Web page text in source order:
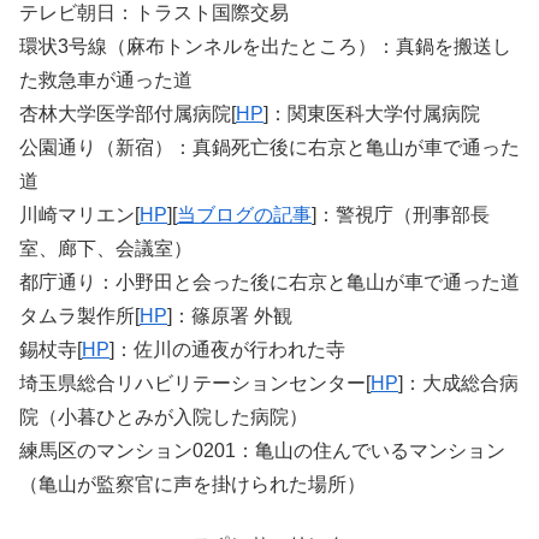
テレビ朝日：トラスト国際交易
環状3号線（麻布トンネルを出たところ）：真鍋を搬送し
た救急車が通った道
杏林大学医学部付属病院[HP]：関東医科大学付属病院
公園通り（新宿）：真鍋死亡後に右京と亀山が車で通った
道
川崎マリエン[HP][当ブログの記事]：警視庁（刑事部長
室、廊下、会議室）
都庁通り：小野田と会った後に右京と亀山が車で通った道
タムラ製作所[HP]：篠原署 外観
錫杖寺[HP]：佐川の通夜が行われた寺
埼玉県総合リハビリテーションセンター[HP]：大成総合病
院（小暮ひとみが入院した病院）
練馬区のマンション0201：亀山の住んでいるマンション
（亀山が監察官に声を掛けられた場所）